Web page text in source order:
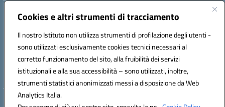
Cookies e altri strumenti di tracciamento
Il nostro Istituto non utilizza strumenti di profilazione degli utenti -
sono utilizzati esclusivamente cookies tecnici necessari al
corretto funzionamento del sito, alla fruibilità dei servizi
istituzionali e alla sua accessibilità – sono utilizzati, inoltre,
strumenti statistici anonimizzati messi a disposizione da Web
Analytics Italia.
Indirizzo:Corso Vittorio Emanuele, 27 90133 - Palermo
Posta elettronica certificata (PEC):pais03600r@pec.istruzione.it
Codice fiscale: 97308550827
Codice meccanografico: PAIS03600R
Hosting & Powered by 3D Solution S.r.l.